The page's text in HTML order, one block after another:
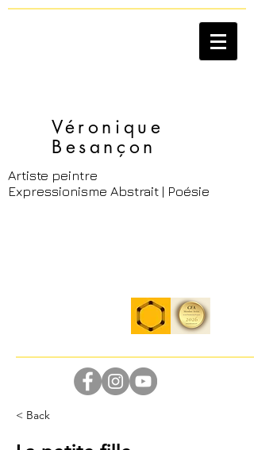
Véronique
Besançon​
Artiste peintre
Expressionisme Abstrait | Poésie
< Back